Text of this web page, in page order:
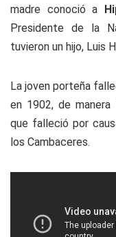
madre conoció a
Presidente de la
tuvieron un hijo, Luis
La joven porteña
en 1902, de manera
que falleció por
los Cambaceres.